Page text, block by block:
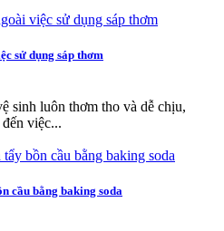
sử dụng sáp thơm
sinh luôn thơm tho và dễ chịu,
việc...
cầu bằng baking soda